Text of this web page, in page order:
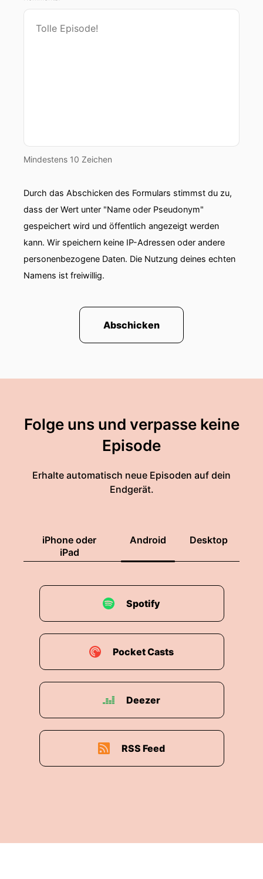
Mindestens 10 Zeichen
Durch das Abschicken des Formulars stimmst du zu,
dass der Wert unter "Name oder Pseudonym"
gespeichert wird und öffentlich angezeigt werden
kann. Wir speichern keine IP-Adressen oder andere
personenbezogene Daten. Die Nutzung deines echten
Namens ist freiwillig.
Abschicken
Folge uns und verpasse keine
Episode
Erhalte automatisch neue Episoden auf dein
Endgerät.
iPhone oder
iPad
Android Desktop
Spotify
Pocket Casts
Deezer
RSS Feed